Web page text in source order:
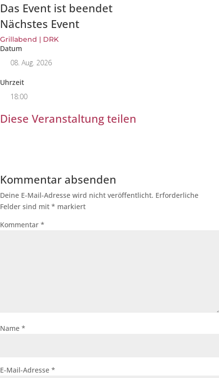
Das Event ist beendet
Nächstes Event
Grillabend | DRK
Datum
08. Aug. 2026
Uhrzeit
18:00
Diese Veranstaltung teilen
Kommentar absenden
Deine E-Mail-Adresse wird nicht veröffentlicht. Erforderliche
Felder sind mit * markiert
Kommentar *
Name *
E-Mail-Adresse *